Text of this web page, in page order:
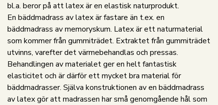
bl.a. beror på att latex är en elastisk naturprodukt.
En bäddmadrass av latex är fastare än t.ex. en
bäddmadrass av memoryskum. Latex är ett naturmaterial
som kommer från gummiträdet. Extraktet från gummiträdet
utvinns, varefter det värmebehandlas och pressas.
Behandlingen av materialet ger en helt fantastisk
elasticitet och är därför ett mycket bra material för
bäddmadrasser. Själva konstruktionen av en bäddmadrass
av latex gör att madrassen har små genomgående hål som